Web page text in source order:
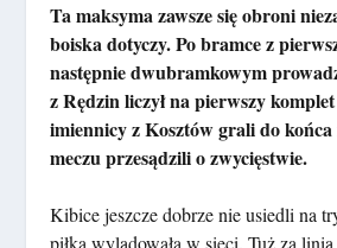
Ta maksyma zawsze się obroni
boiska dotyczy. Po bramce z
następnie dwubramkowym
z Rędzin liczył na pierwszy
imiennicy z Kosztów grali do
meczu przesądzili o zwycięstwie.
Kibice jeszcze dobrze nie usiedli na